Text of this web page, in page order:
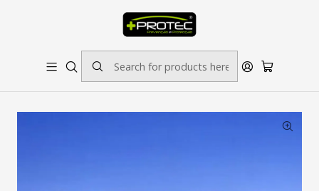
SOLICITE ORÇAMENTO PARA ESTAMPADOS/BORDADOS // SINALÉTICA:
OUTRAS DIMENSÕES SOB CONSULTA
Home Proteção Respiratória Filtro 3M 6059 ABEK1